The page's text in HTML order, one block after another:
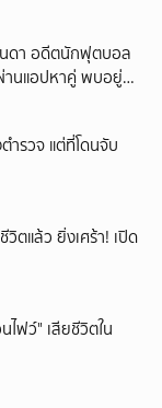
ดา อดีตนักฟุตบอล
านแอปหาคู่ พบอยู่
รวจ แต่ที่โดนจับ
ตแล้ว ยิ่งเศร้า! เปิด
ไฟว์" เสียชีวิตใน